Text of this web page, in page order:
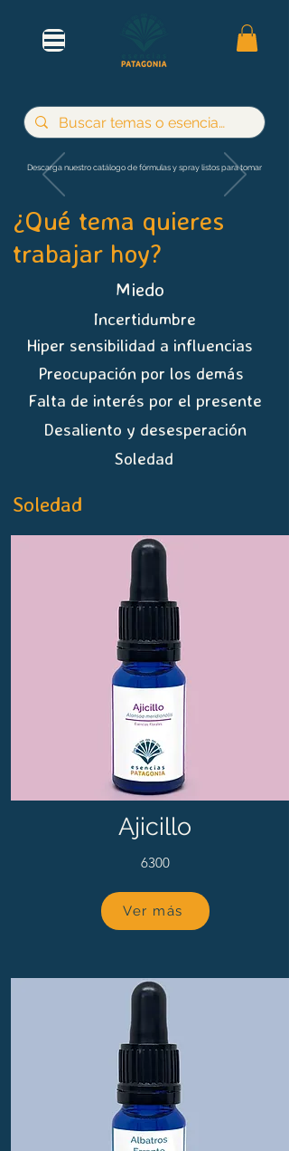
Descarga nuestro catálogo de fórmulas y spray listos para tomar
¿Qué tema quieres
trabajar hoy?
Miedo
Incertidumbre
Hiper sensibilidad a influencias
Preocupación por los demás
Falta de interés por el presente
Desaliento y desesperación
Soledad
Soledad
Ajicillo
6300
Ver más